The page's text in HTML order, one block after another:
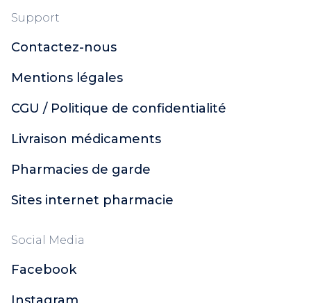
Support
Contactez-nous
Mentions légales
CGU / Politique de confidentialité
Livraison médicaments
Pharmacies de garde
Sites internet pharmacie
Social Media
Facebook